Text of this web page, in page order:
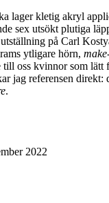
lager kletig akryl
sex utsökt plutiga
på Carl
ytligare hörn,
oss kvinnor som lätt
jag referensen direkt:
.
2022